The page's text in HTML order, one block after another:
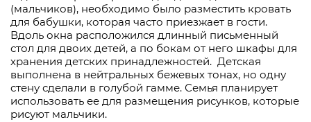
(мальчиков), необходимо было разместить кровать
для бабушки, которая часто приезжает в гости.
Вдоль окна расположился длинный письменный
стол для двоих детей, а по бокам от него шкафы для
хранения детских принадлежностей. Детская
выполнена в нейтральных бежевых тонах, но одну
стену сделали в голубой гамме. Семья планирует
использовать ее для размещения рисунков, которые
рисуют мальчики.